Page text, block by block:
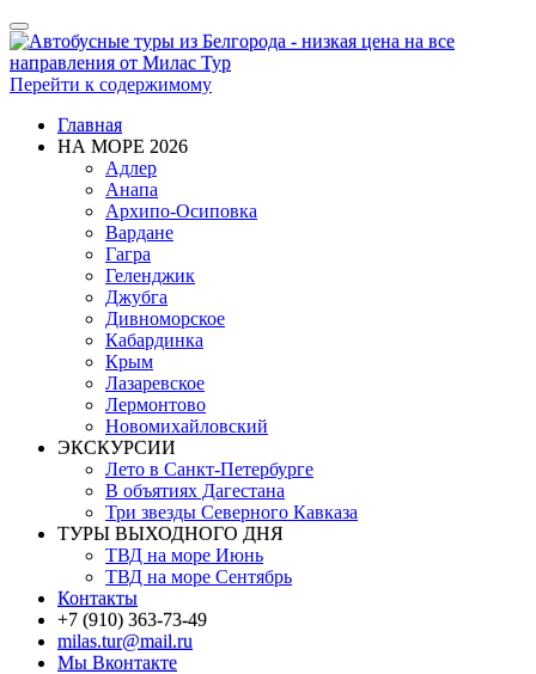
Показать/
Скрыть
навигацию
Перейти к содержимому
Главная
НА МОРЕ 2026
Адлер
Анапа
Архипо-Осиповка
Вардане
Гагра
Геленджик
Джубга
Дивноморское
Кабардинка
Крым
Лазаревское
Лермонтово
Новомихайловский
ЭКСКУРСИИ
Лето в Санкт-Петербурге
В объятиях Дагестана
Три звезды Северного Кавказа
ТУРЫ ВЫХОДНОГО ДНЯ
ТВД на море Июнь
ТВД на море Сентябрь
Контакты
+7 (910) 363-73-49
milas.tur@mail.ru
Мы Вконтакте